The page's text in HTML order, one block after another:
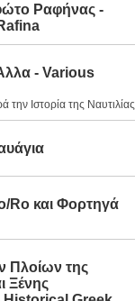
Ραφήνας -
Άλλα - Various
Ιστορία της Ναυτιλίας
Ro και Φορτηγά
Πλοίων της
Ξένης